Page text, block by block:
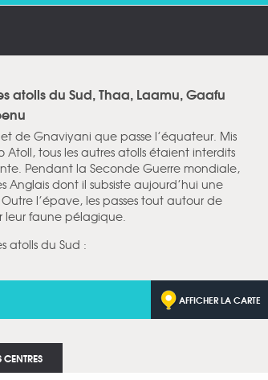
atolls du Sud, Thaa, Laamu, Gaafu
de Gnaviyani que passe l’équateur. Mis
tous les autres atolls étaient interdits
Pendant la Seconde Guerre mondiale,
dont il subsiste aujourd’hui une
l’épave, les passes tout autour de
leur faune pélagique.
atolls du Sud :
AFFICHER LA CARTE
CENTRES